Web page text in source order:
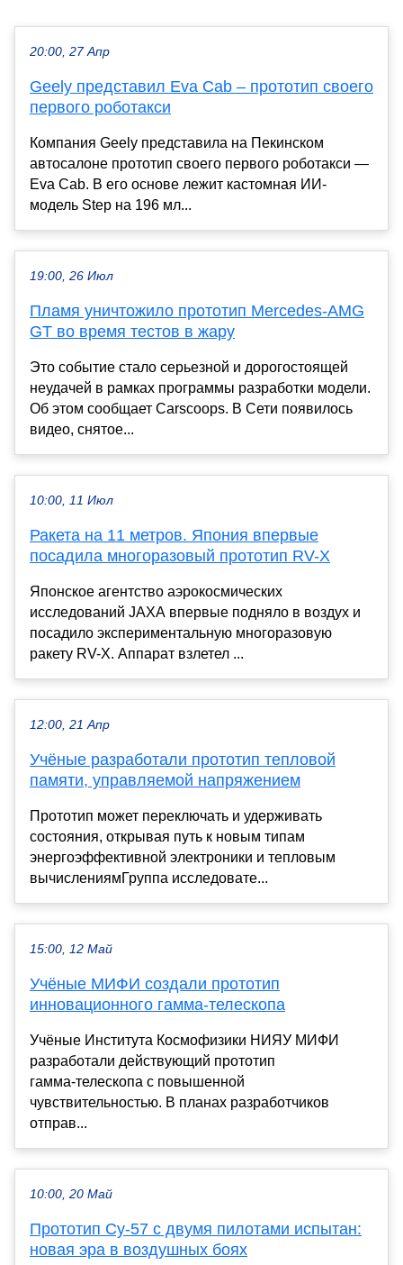
20:00, 27 Апр
Geely представил Eva Cab – прототип своего
первого роботакси
Компания Geely представила на Пекинском
автосалоне прототип своего первого роботакси —
Eva Cab. В его основе лежит кастомная ИИ-
модель Step на 196 мл...
19:00, 26 Июл
Пламя уничтожило прототип Mercedes-AMG
GT во время тестов в жару
Это событие стало серьезной и дорогостоящей
неудачей в рамках программы разработки модели.
Об этом сообщает Carscoops. В Сети появилось
видео, снятое...
10:00, 11 Июл
Ракета на 11 метров. Япония впервые
посадила многоразовый прототип RV-X
Японское агентство аэрокосмических
исследований JAXA впервые подняло в воздух и
посадило экспериментальную многоразовую
ракету RV-X. Аппарат взлетел ...
12:00, 21 Апр
Учёные разработали прототип тепловой
памяти, управляемой напряжением
Прототип может переключать и удерживать
состояния, открывая путь к новым типам
энергоэффективной электроники и тепловым
вычислениямГруппа исследовате...
15:00, 12 Май
Учёные МИФИ создали прототип
инновационного гамма‑телескопа
Учёные Института Космофизики НИЯУ МИФИ
разработали действующий прототип
гамма‑телескопа с повышенной
чувствительностью. В планах разработчиков
отправ...
10:00, 20 Май
Прототип Су-57 с двумя пилотами испытан:
новая эра в воздушных боях